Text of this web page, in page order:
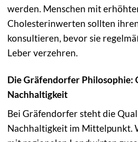
werden. Menschen mit
Cholesterinwerten sollten
konsultieren, bevor sie
Leber verzehren.
Die Gräfendorfer Philosophie:
Nachhaltigkeit
Bei Gräfendorfer steht die
Nachhaltigkeit im Mittelpunkt.